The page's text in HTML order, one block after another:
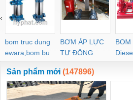
bom truc dung
ewara,bom bu
ewara
BƠM ÁP LỰC
TỰ ĐỘNG
BOM
‹
Sản phẩm mới (147896)